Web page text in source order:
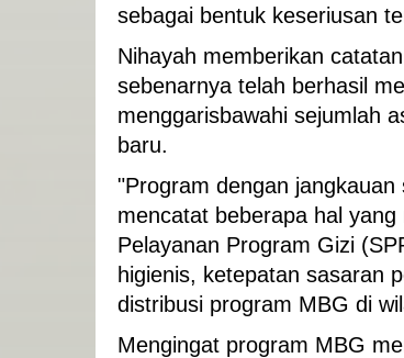
sebagai bentuk keseriusan
Nihayah memberikan
sebenarnya telah berhasil
menggarisbawahi sejumlah
baru.
"Program dengan
mencatat beberapa hal
Pelayanan Program Gizi
higienis, ketepatan sasaran
distribusi program MBG di
Mengingat program MBG